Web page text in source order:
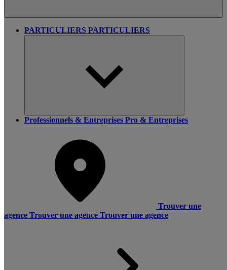
PARTICULIERS PARTICULIERS
Professionnels & Entreprises Pro & Entreprises
Trouver une
agence Trouver une agence Trouver une agence